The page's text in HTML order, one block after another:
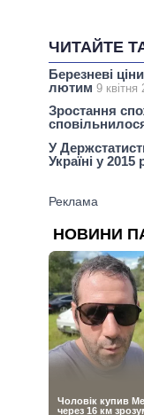
ЧИТАЙТЕ
Березневі
лютим 9
Зростання
У
Україні у 2015